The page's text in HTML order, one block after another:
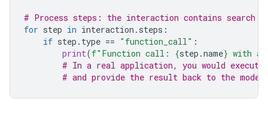
# Process steps: the interaction contains search
for step in interaction . steps :
if step . type == "function_call" :
print(f"Function call: {step .name} with
# In a real application, you would
# and provide the result back to the